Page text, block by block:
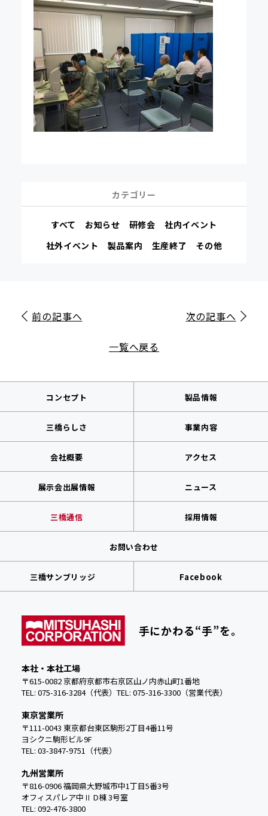
カテゴリー
すべて お知らせ 研修会
社内イベント
社外イベント
製品案内 生産終了 その他
前の記事へ
一覧へ戻る
次の記事へ
コンセプト 製品情報
三橋らしさ 事業内容
会社概要 アクセス
展示会出展情報 ニュース
三橋通信 採用情報
お問い合わせ
三橋サンブリッジ Facebook
手にかわる“手”を。
本社・本社工場
〒615-0082 京都府京都市右京区山ノ内赤山町1番地
TEL: 075-316-3284（代表） TEL: 075-316-3300（営業代表）
東京営業所
〒111-0043 東京都台東区駒形2丁目4番11号
ヨシクニ駒形ビル9F
TEL: 03-3847-9751（代表）
九州営業所
〒816-0906 福岡県大野城市中1丁目5番3号
オフィスパレア中Ⅱ D棟 3号室
TEL: 092-476-3800